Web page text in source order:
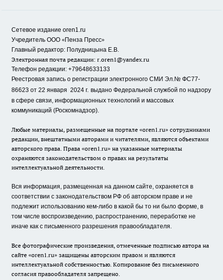
Сетевое издание oren1.ru
Учредитель ООО «Пенза Пресс»
Главный редактор: Полудницына Е.В.
Электронная почта редакции: r.oren1@yandex.ru
Телефон редакции: +79648633133
Реестровая запись о регистрации электронного СМИ Эл.№ ФС77-
86623 от 22 января 2024 г. выдано Федеральной службой по надзору
в сфере связи, информационных технологий и массовых
коммуникаций (Роскомнадзор).
Любые материалы, размещенные на портале «oren1.ru» сотрудниками
редакции, внештатными авторами и читателями, являются объектами
авторского права. Права «oren1.ru» на указанные материалы
охраняются законодательством о правах на результаты
интеллектуальной деятельности.
Вся информация, размещенная на данном сайте, охраняется в
соответствии с законодательством РФ об авторском праве и не
подлежит использованию кем-либо в какой бы то ни было форме, в
том числе воспроизведению, распространению, переработке не
иначе как с письменного разрешения правообладателя.
Все фотографические произведения, отмеченные подписью автора на
сайте «oren1.ru» защищены авторским правом и являются
интеллектуальной собственностью. Копирование без письменного
согласия правообладателя запрещено.